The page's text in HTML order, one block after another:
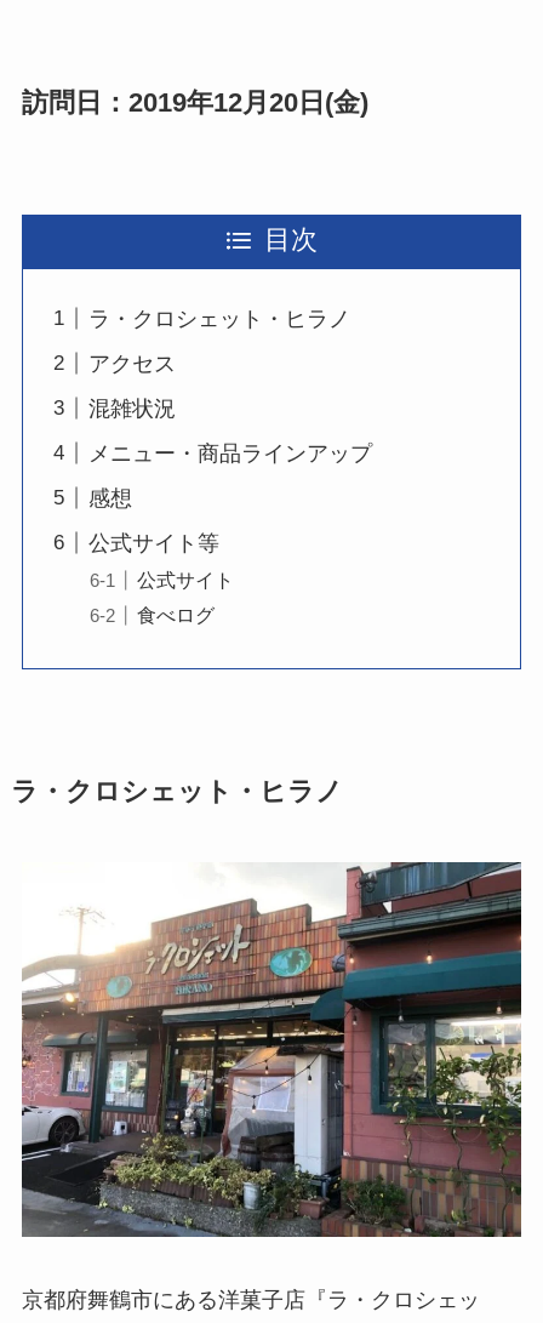
訪問日：2019年12月20日(金)
目次
ラ・クロシェット・ヒラノ
アクセス
混雑状況
メニュー・商品ラインアップ
感想
公式サイト等
公式サイト
食べログ
ラ・クロシェット・ヒラノ
京都府舞鶴市にある洋菓子店『ラ・クロシェッ